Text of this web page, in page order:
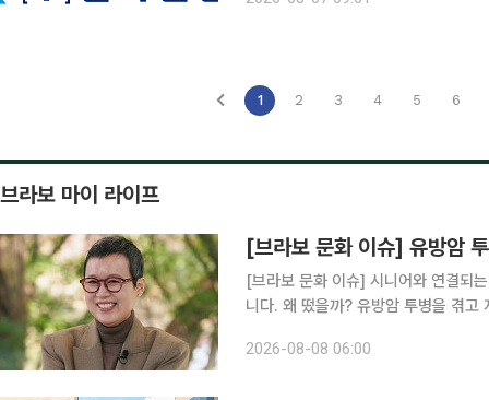
환 검증 플랫폼 '코리아퀀텀
1 2 3 4 5 6
브라보 마이 라이프
[브라보 문화 이슈] 유방암
[브라보 문화 이슈] 시니어와 연결되
니다. 왜 떴을까? 유방암 투병을 겪고 지난해 방송에 복귀한 개그우먼 박미선이 더욱 단단해진 모습
송 활동을 그만하라는 악성 댓글을 받
2026-08-08 06:00